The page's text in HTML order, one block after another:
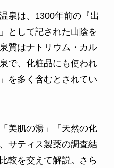
泉は、1300年前の『出
として記された山陰を
質はナトリウム・カル
で、化粧品にも使われ
を多く含むとされてい
美肌の湯」「天然の化
サティス製薬の調査結
較を交えて解説。さら